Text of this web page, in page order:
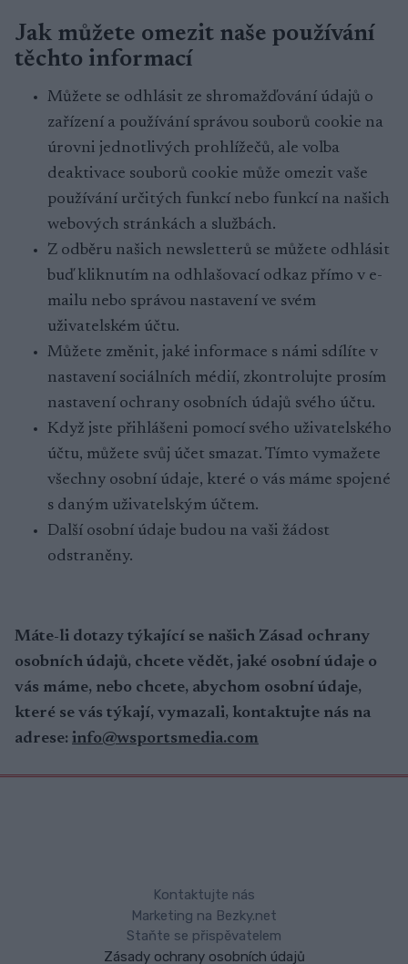
Jak můžete omezit naše používání
těchto informací
Můžete se odhlásit ze shromažďování údajů o
zařízení a používání správou souborů cookie na
úrovni jednotlivých prohlížečů, ale volba
deaktivace souborů cookie může omezit vaše
používání určitých funkcí nebo funkcí na našich
webových stránkách a službách.
Z odběru našich newsletterů se můžete odhlásit
buď kliknutím na odhlašovací odkaz přímo v e-
mailu nebo správou nastavení ve svém
uživatelském účtu.
Můžete změnit, jaké informace s námi sdílíte v
nastavení sociálních médií, zkontrolujte prosím
nastavení ochrany osobních údajů svého účtu.
Když jste přihlášeni pomocí svého uživatelského
účtu, můžete svůj účet smazat. Tímto vymažete
všechny osobní údaje, které o vás máme spojené
s daným uživatelským účtem.
Další osobní údaje budou na vaši žádost
odstraněny.
Máte-li dotazy týkající se našich Zásad ochrany
osobních údajů, chcete vědět, jaké osobní údaje o
vás máme, nebo chcete, abychom osobní údaje,
které se vás týkají, vymazali, kontaktujte nás na
adrese: info@wsportsmedia.com
Kontaktujte nás
Marketing na Bezky.net
Staňte se přispěvatelem
Zásady ochrany osobních údajů